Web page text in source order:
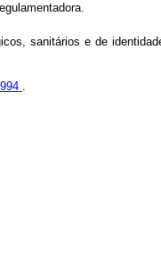
sanitários e de
.